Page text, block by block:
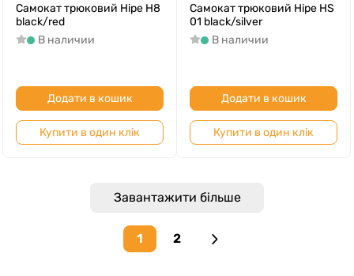
Самокат трюковий Hipe H8
black/red
В наличии
Додати в кошик
Купити в один клік
Самокат трюковий Hipe HS
01 black/silver
В наличии
Додати в кошик
Купити в один клік
Завантажити більше
1 2
Next page